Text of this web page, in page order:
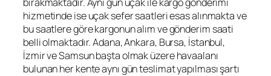
hizmetinde ise uçak sefer saatleri esas alınmakta ve
bu saatlere göre kargonun alım ve gönderim saati
belli olmaktadır. Adana, Ankara, Bursa, İstanbul,
İzmir ve Samsun başta olmak üzere havaalanı
bulunan her kente aynı gün teslimat yapılması şartı